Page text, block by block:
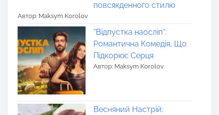
повсякденного стилю
Автор: Maksym Korolov
“Відпустка наосліп”:
Романтична Комедія, Що
Підкорює Серця
Автор: Maksym Korolov
Весняний Настрій: